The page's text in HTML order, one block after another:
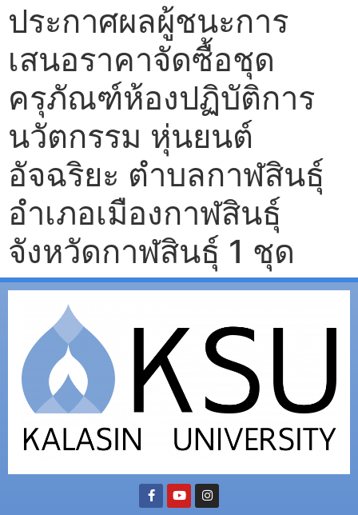
ประกาศผลผู้ชนะการ
เสนอราคาจัดซื้อชุด
ครุภัณฑ์ห้องปฏิบัติการ
นวัตกรรม หุ่นยนต์
อัจฉริยะ ตำบลกาฬสินธุ์
อำเภอเมืองกาฬสินธุ์
จังหวัดกาฬสินธุ์ 1 ชุด